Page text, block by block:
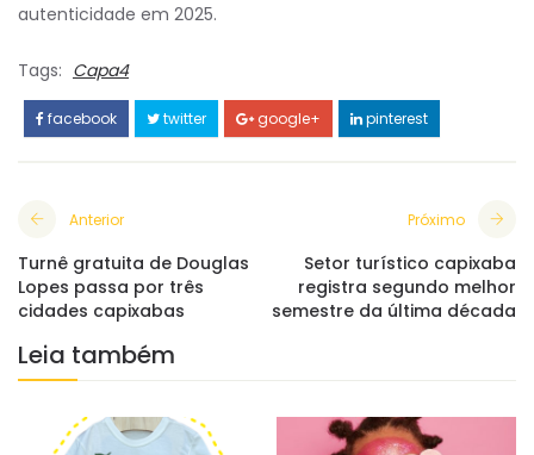
autenticidade em 2025.
Tags: Capa4
facebook twitter google+ pinterest
Anterior
Turnê gratuita de Douglas
Lopes passa por três
cidades capixabas
Próximo
Setor turístico capixaba
registra segundo melhor
semestre da última década
Leia também